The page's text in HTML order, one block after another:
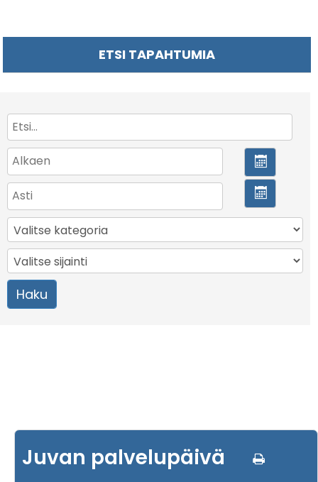
ETSI TAPAHTUMIA
Juvan palvelupäivä